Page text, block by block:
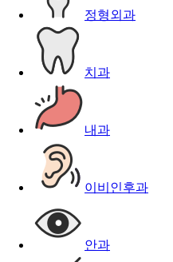
정형외과
치과
내과
이비인후과
안과